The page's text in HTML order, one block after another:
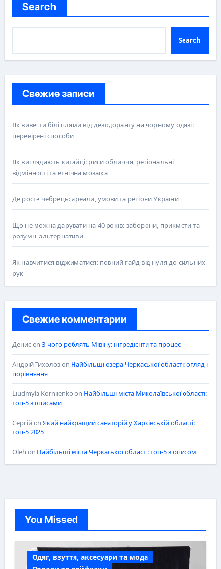
Search
Search
Свежие записи
Як вивести білі плями від дезодоранту на чорному одязі:
перевірені способи
Як виглядають китайці: риси обличчя, регіональні
відмінності та етнічна мозаїка
Де росте чебрець: ареали, умови та регіони України
Що не можна дарувати на 40 років: заборони, прикмети та
розумні альтернативи
Як навчитися віджиматися: повний гайд від нуля до сильних
рук
Свежие комментарии
Денисon З чого роблять Мівіну: інгредієнти та процес
Андрій Тихолозon Найбільші озера Черкаської області: огляд і
порівняння
Liudmyla Korniienko on Найбільші міста Миколаївської області:
топ-5 з описами
Сергійon Який найкращий санаторій у Харківській області:
топ-5 2025
Oleh on Найбільші міста Черкаської області: топ-5 з описом
You Missed
Одяг, взуття, аксесуари та мода